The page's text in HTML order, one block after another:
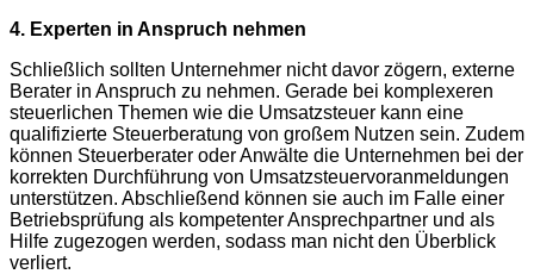
4. Experten in Anspruch nehmen
Schließlich sollten Unternehmer nicht davor zögern, externe
Berater in Anspruch zu nehmen. Gerade bei komplexeren
steuerlichen Themen wie die Umsatzsteuer kann eine
qualifizierte Steuerberatung von großem Nutzen sein. Zudem
können Steuerberater oder Anwälte die Unternehmen bei der
korrekten Durchführung von Umsatzsteuervoranmeldungen
unterstützen. Abschließend können sie auch im Falle einer
Betriebsprüfung als kompetenter Ansprechpartner und als
Hilfe zugezogen werden, sodass man nicht den Überblick
verliert.